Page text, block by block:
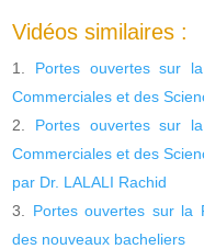
Vidéos similaires :
Portes ouvertes sur
Commerciales et des
Portes ouvertes sur
Commerciales et des
par Dr. LALALI Rachid
Portes ouvertes sur la
des nouveaux bacheliers